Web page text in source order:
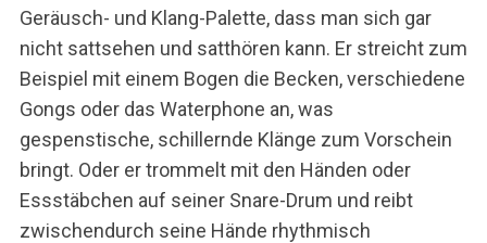
Geräusch- und Klang-Palette, dass man sich gar
nicht sattsehen und satthören kann. Er streicht zum
Beispiel mit einem Bogen die Becken, verschiedene
Gongs oder das Waterphone an, was
gespenstische, schillernde Klänge zum Vorschein
bringt. Oder er trommelt mit den Händen oder
Essstäbchen auf seiner Snare-Drum und reibt
zwischendurch seine Hände rhythmisch